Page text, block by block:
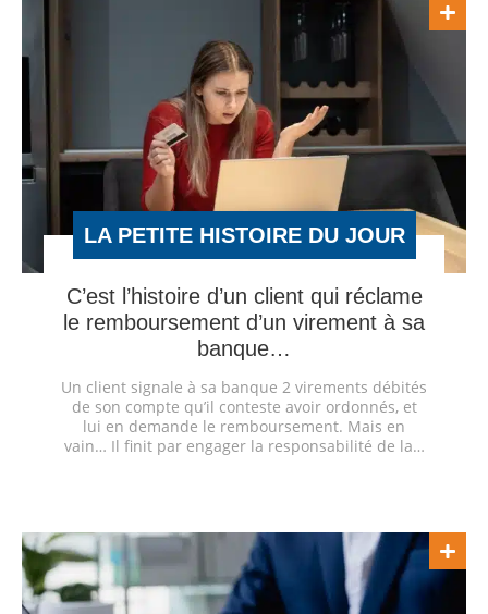
LA PETITE HISTOIRE DU JOUR
C’est l’histoire d’un client qui réclame
le remboursement d’un virement à sa
banque…
Un client signale à sa banque 2 virements débités
de son compte qu’il conteste avoir ordonnés, et
lui en demande le remboursement. Mais en
vain… Il finit par engager la responsabilité de la…